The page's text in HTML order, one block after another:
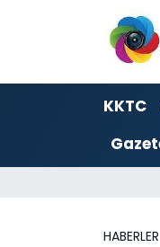
KKTC
HABERLER
ADVERTORIAL
Dijigazete
Hava Durumu
Trafik